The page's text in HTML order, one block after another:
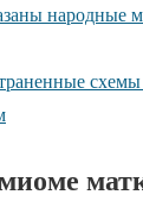
народные